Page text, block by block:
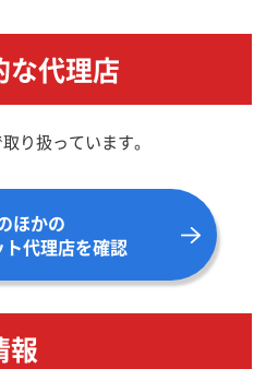
な代理店
り扱っています。
ほかの
代理店を確認
報